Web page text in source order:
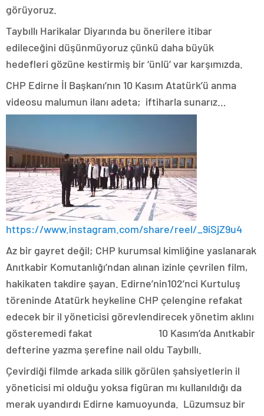
görüyoruz.
Taybıllı Harikalar Diyarında bu önerilere itibar
edileceğini düşünmüyoruz çünkü daha büyük
hedefleri gözüne kestirmiş bir ‘ünlü’ var karşımızda.
CHP Edirne İl Başkanı’nın 10 Kasım Atatürk’ü anma
videosu malumun ilanı adeta; iftiharla sunarız…
https://www.instagram.com/share/reel/_9iSjZ9u4
Az bir gayret değil; CHP kurumsal kimliğine yaslanarak
Anıtkabir Komutanlığı’ndan alınan izinle çevrilen film,
hakikaten takdire şayan. Edirne’nin102’nci Kurtuluş
töreninde Atatürk heykeline CHP çelengine refakat
edecek bir il yöneticisi görevlendirecek yönetim aklını
gösteremedi fakat 10 Kasım’da Anıtkabir
defterine yazma şerefine nail oldu Taybıllı.
Çevirdiği filmde arkada silik görülen şahsiyetlerin il
yöneticisi mi olduğu yoksa figüran mı kullanıldığı da
merak uyandırdı Edirne kamuoyunda. Lüzumsuz bir